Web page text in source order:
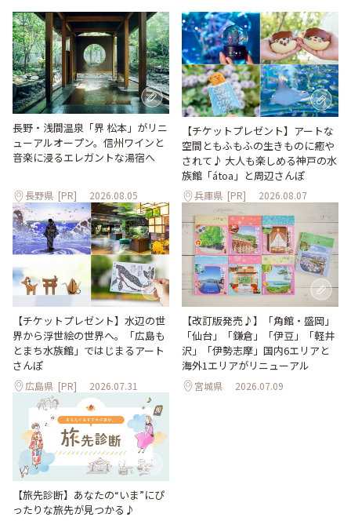
長野・浅間温泉「界 松本」がリニ
ューアルオープン。信州ワインと
音楽に浸るエレガントな湯宿へ
長野県 [PR] 2026.08.05
【チケットプレゼント】アートな
空間ともふもふの生きものに癒や
されて♪ 大人も楽しめる神戸の水
族館「átoa」と周辺さんぽ
兵庫県 [PR] 2026.08.07
【チケットプレゼント】水辺の世
界から浮世絵の世界へ。「広島も
とまち水族館」ではじまるアート
さんぽ
広島県 [PR] 2026.07.31
【改訂版発売♪】「角館・盛岡」
「仙台」「鎌倉」「伊豆」「軽井
沢」「伊勢志摩」国内6エリアと
海外1エリアがリニューアル
宮城県 2026.07.09
【旅先診断】あなたの“いま”にぴ
ったりな旅先が見つかる♪